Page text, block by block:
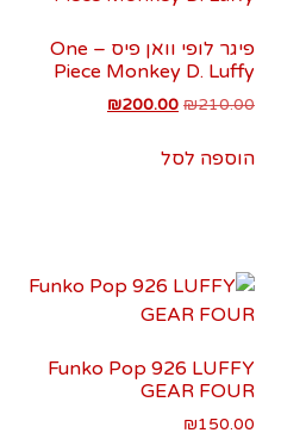
פיגר לופי וואן פיס – One
Piece Monkey D. Luffy
₪210.00
₪200.00
הוספה לסל
Funko Pop 926 LUFFY
GEAR FOUR
₪150.00